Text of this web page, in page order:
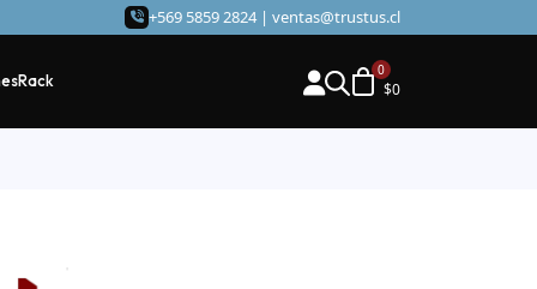
+569 5859 2824 | ventas@trustus.cl
Rack $0